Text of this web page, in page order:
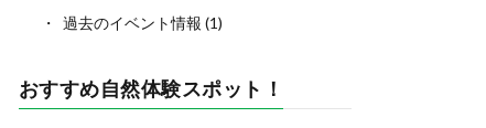
過去のイベント情報 (1)
おすすめ自然体験スポット！